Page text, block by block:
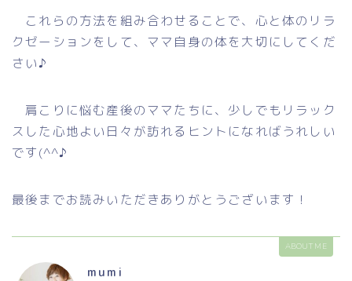
これらの方法を組み合わせることで、心と体のリラ
クゼーションをして、ママ自身の体を大切にしてくだ
さい♪
肩こりに悩む産後のママたちに、少しでもリラック
スした心地よい日々が訪れるヒントになればうれしい
です(^^♪
最後までお読みいただきありがとうございます！
ABOUT ME
mumi